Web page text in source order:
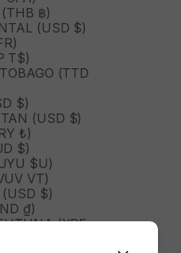
฿)
(USD $)
T$)
(TTD
$)
(USD $)
₺)
$)
$U)
VT)
(USD $)
₫)
(XPF